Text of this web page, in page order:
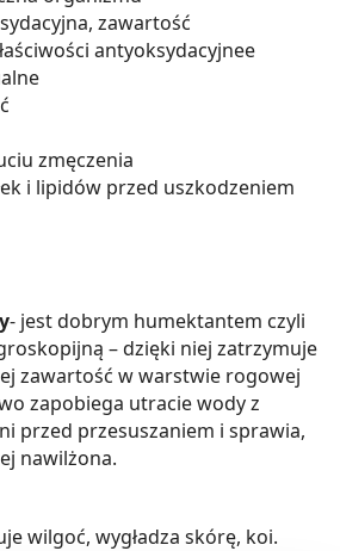
zawartość
antyoksydacyjnee
zmęczenia
i lipidów przed uszkodzeniem
- jest dobrym humektantem czyli
– dzięki niej zatrzymuje
zawartość w warstwie rogowej
zapobiega utracie wody z
przed przesuszaniem i sprawia,
nawilżona.
wilgoć, wygładza skórę, koi.